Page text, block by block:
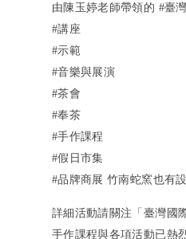
由陳玉婷老師帶領的 #臺
#講座
#示範
#音樂與展演
#茶會
#奉茶
#手作課程
#假日市集
#品牌商展 竹南蛇窯也有設
詳細活動請關注「臺灣國
手作課程與各項活動已熱